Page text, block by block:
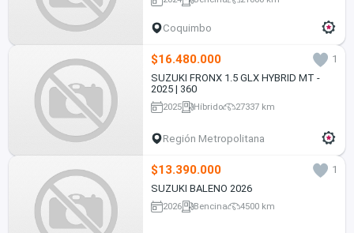
Coquimbo
$16.480.000
1
SUZUKI FRONX 1.5 GLX HYBRID MT -
2025 | 360
2025 Híbrido 27337 km
Región Metropolitana
$13.390.000
1
SUZUKI BALENO 2026
2026 Bencina 4500 km